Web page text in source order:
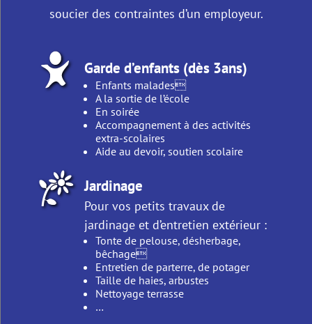
soucier des contraintes d’un employeur.
Garde d’enfants (dès 3ans)
Enfants malades
A la sortie de l’école
En soirée
Accompagnement à des activités
extra-scolaires
Aide au devoir, soutien scolaire
Jardinage
Pour vos petits travaux de
jardinage et d’entretien extérieur :
Tonte de pelouse, désherbage,
bêchage
Entretien de parterre, de potager
Taille de haies, arbustes
Nettoyage terrasse
…